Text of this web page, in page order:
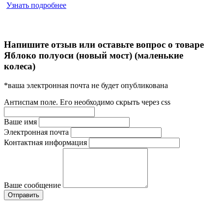
Узнать подробнее
Напишите отзыв или оставьте вопрос о товаре
Яблоко полуоси (новый мост) (маленькие
колеса)
*ваша электронная почта не будет опубликована
Антиспам поле. Его необходимо скрыть через css
Ваше имя
Электронная почта
Контактная информация
Ваше сообщение
Отправить